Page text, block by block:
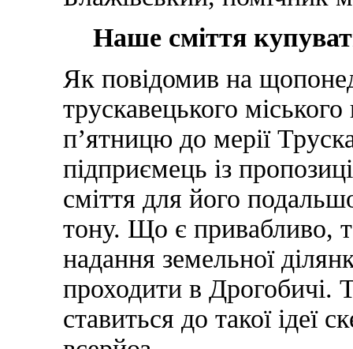
Наше сміття
Як повідомив на
трускавецького
п’ятницю до мерії
підприємець із
сміття для його
тону. Що є привабливо,
надання земельної
проходити в Дрогобичі.
ставиться до такої ідеї